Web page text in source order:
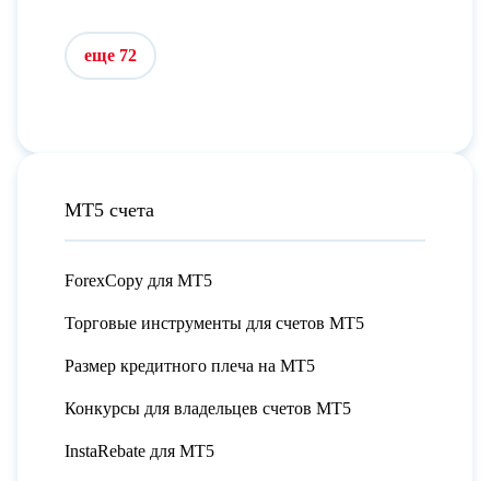
еще 72
МТ5 счета
ForexCopy для МТ5
Торговые инструменты для счетов МТ5
Размер кредитного плеча на МТ5
Конкурсы для владельцев счетов МТ5
InstaRebate для МТ5